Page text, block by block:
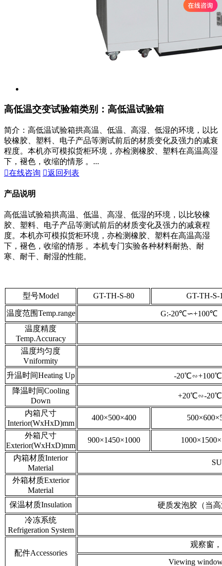
高低温交变试验箱类别：高低温试验箱
简介：高低温试验箱拱高温、低温、高湿、低湿的环境，以比
较橡胶、塑料、电子产品等测试前后的材质变化及强力的减衰
程度。本机亦可模拟货柜环境，亦检测橡胶、塑料在高温高湿
下，褪色，收缩的情形 。...
在线咨询 返回列表
产品说明
高低温试验箱拱高温、低温、高湿、低湿的环境，以比较橡
胶、塑料、电子产品等测试前后的材质变化及强力的减衰程
度。本机亦可模拟货柜环境，亦检测橡胶、塑料在高温高湿
下，褪色，收缩的情形 。本机专门实验各种材料耐热、耐
寒、耐干、耐湿的性能。
型号Model GT-TH-S-80 GT-TH-S-
温度范围Temp.range
G:-20℃∽+100℃
温度精度
Temp.Accuracy
温度均匀度
Vniformity
升温时间Heating Up
-
降温时间Cooling
Down
+20℃∽-
内箱尺寸
Interior(WxHxD)mm
400×500×400
外箱尺寸
Exterior(WxHxD)mm
900×1450×1000
内箱材质Interior
Material
外箱材质Exterior
Material
保温材质Insulation
硬质发泡胶（当
冷冻系统
Refrigeration System
配件Accessories
观察窗
Viewing